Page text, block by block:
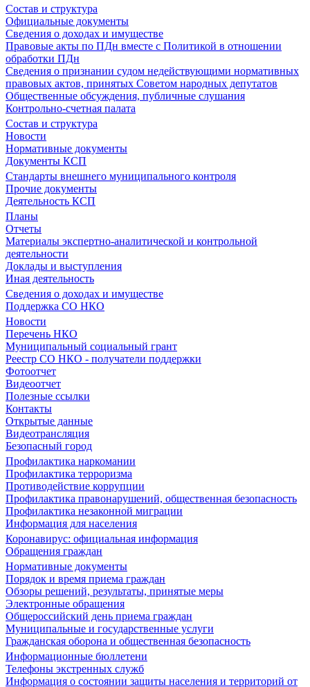
Состав и структура
Официальные документы
Сведения о доходах и имуществе
Правовые акты по ПДн вместе с Политикой в отношении
обработки ПДн
Сведения о признании судом недействующими нормативных
правовых актов, принятых Советом народных депутатов
Общественные обсуждения, публичные слушания
Контрольно-счетная палата
Состав и структура
Новости
Нормативные документы
Документы КСП
Стандарты внешнего муниципального контроля
Прочие документы
Деятельность КСП
Планы
Отчеты
Материалы экспертно-аналитической и контрольной
деятельности
Доклады и выступления
Иная деятельность
Сведения о доходах и имуществе
Поддержка СО НКО
Новости
Перечень НКО
Муниципальный социальный грант
Реестр СО НКО - получатели поддержки
Фотоотчет
Видеоотчет
Полезные ссылки
Контакты
Открытые данные
Видеотрансляция
Безопасный город
Профилактика наркомании
Профилактика терроризма
Противодействие коррупции
Профилактика правонарушений, общественная безопасность
Профилактика незаконной миграции
Информация для населения
Коронавирус: официальная информация
Обращения граждан
Нормативные документы
Порядок и время приема граждан
Обзоры решений, результаты, принятые меры
Электронные обращения
Общероссийский день приема граждан
Муниципальные и государственные услуги
Гражданская оборона и общественная безопасность
Информационные бюллетени
Телефоны экстренных служб
Информация о состоянии защиты населения и территорий от